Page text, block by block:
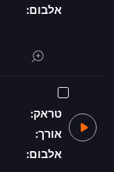
אלבום:
טראק:
אורך:
אלבום: